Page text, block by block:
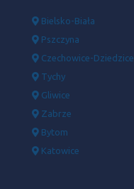
Bielsko-Biała
Pszczyna
Czechowice-Dziedzice
Tychy
Gliwice
Zabrze
Bytom
Katowice